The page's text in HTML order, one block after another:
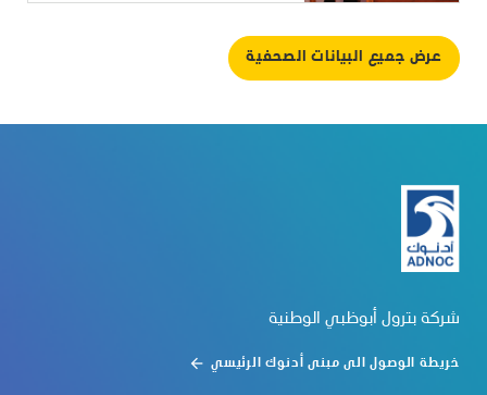
عرض جميع البيانات الصحفية
شركة بترول أبوظبي الوطنية
خريطة الوصول الى مبنى أدنوك الرئيسي